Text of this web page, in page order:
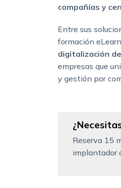
compañías y
Entre sus
formación
digitalización
empresas que
y gestión por
Reserva 15
implantador